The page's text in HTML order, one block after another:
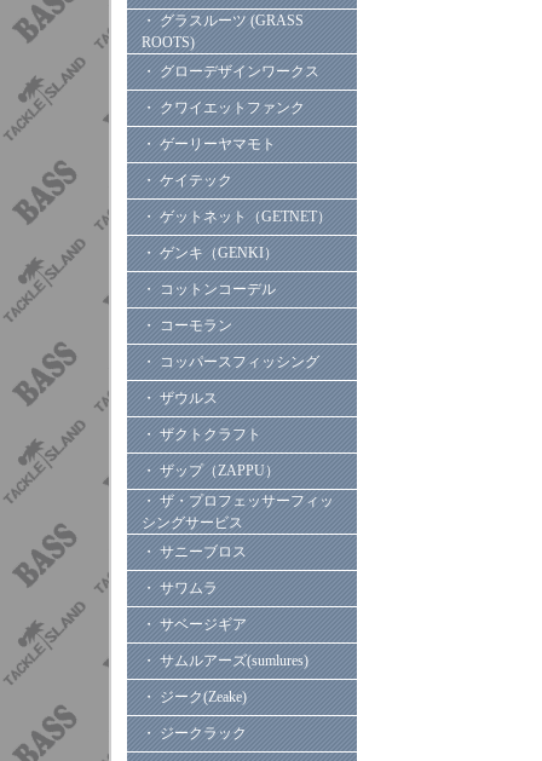
・ グラスルーツ (GRASS
ROOTS)
・ グローデザインワークス
・ クワイエットファンク
・ ゲーリーヤマモト
・ ケイテック
・ ゲットネット（GETNET）
・ ゲンキ（GENKI）
・ コットンコーデル
・ コーモラン
・ コッパースフィッシング
・ ザウルス
・ ザクトクラフト
・ ザップ（ZAPPU）
・ ザ・プロフェッサーフィッ
シングサービス
・ サニーブロス
・ サワムラ
・ サベージギア
・ サムルアーズ(sumlures)
・ ジーク(Zeake)
・ ジークラック